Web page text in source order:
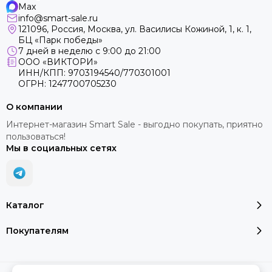
Max
info@smart-sale.ru
121096, Россия, Москва, ул. Василисы Кожиной, 1, к. 1,
БЦ «Парк победы»
7 дней в неделю с 9:00 до 21:00
ООО «ВИКТОРИ»
ИНН/КПП: 9703194540/770301001
ОГРН: 1247700705230
Каталог
Покупателям
О компании
Интернет-магазин Smart Sale - выгодно покупать, приятно
пользоваться!
Мы в социальных сетях